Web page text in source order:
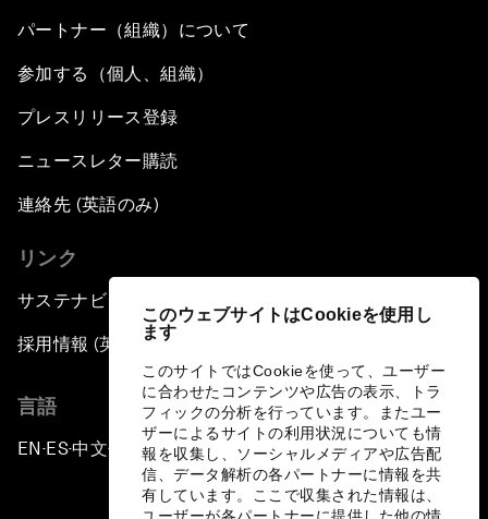
このウェブサイトはCookieを使用し
ます
このサイトではCookieを使って、ユーザー
に合わせたコンテンツや広告の表示、トラ
フィックの分析を行っています。またユー
ザーによるサイトの利用状況についても情
報を収集し、ソーシャルメディアや広告配
信、データ解析の各パートナーに情報を共
有しています。ここで収集された情報は、
パートナー（組織）について
参加する（個人、組織）
プレスリリース登録
ニュースレター購読
連絡先 (英語のみ)
リンク
サステナビリティへの取り組み
採用情報 (英語のみ)
言語
EN ▪ES▪中文▪ 日本語